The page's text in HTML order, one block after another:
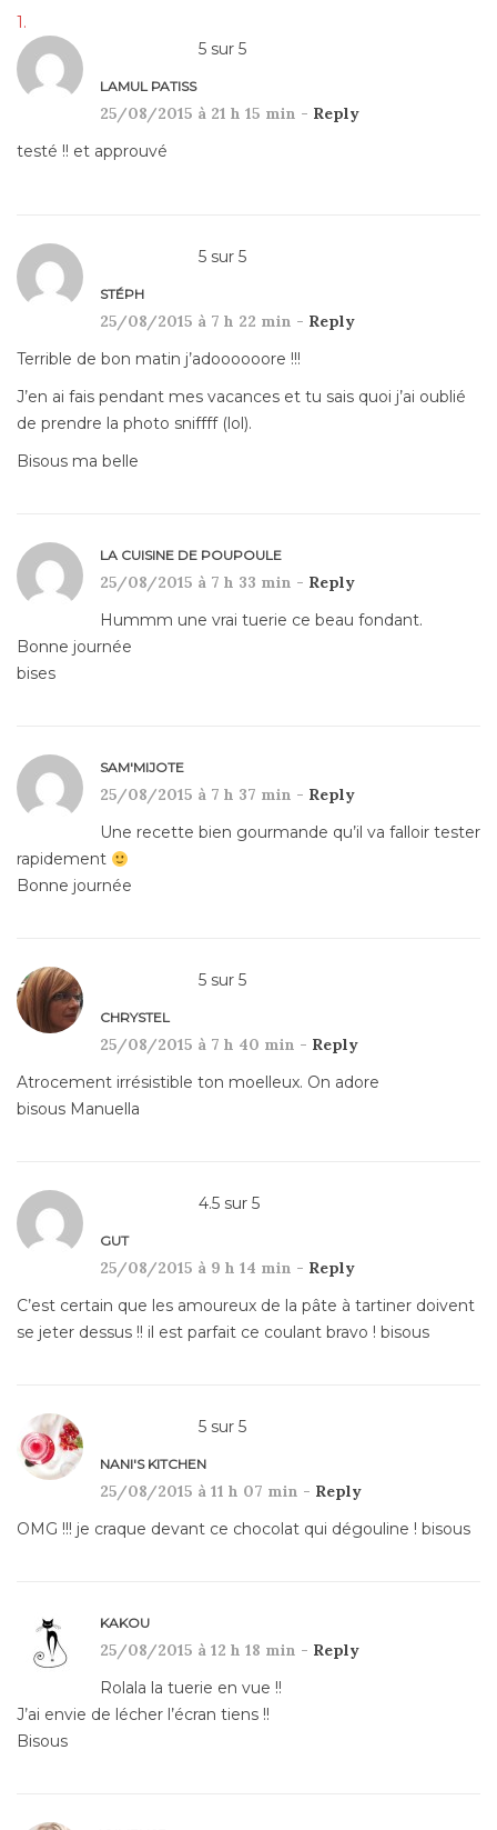
5 sur 5
LAMUL PATISS
25/08/2015 à 21 h 15 min - Reply
testé !! et approuvé
5 sur 5
STÉPH
25/08/2015 à 7 h 22 min - Reply
Terrible de bon matin j’adoooooore !!!
J’en ai fais pendant mes vacances et tu sais quoi j’ai oublié
de prendre la photo sniffff (lol).
Bisous ma belle
LA CUISINE DE POUPOULE
25/08/2015 à 7 h 33 min - Reply
Hummm une vrai tuerie ce beau fondant.
Bonne journée
bises
SAM'MIJOTE
25/08/2015 à 7 h 37 min - Reply
Une recette bien gourmande qu’il va falloir tester
rapidement
Bonne journée
5 sur 5
CHRYSTEL
25/08/2015 à 7 h 40 min - Reply
Atrocement irrésistible ton moelleux. On adore
bisous Manuella
4.5 sur 5
GUT
25/08/2015 à 9 h 14 min - Reply
C’est certain que les amoureux de la pâte à tartiner doivent
se jeter dessus !! il est parfait ce coulant bravo ! bisous
5 sur 5
NANI'S KITCHEN
25/08/2015 à 11 h 07 min - Reply
OMG !!! je craque devant ce chocolat qui dégouline ! bisous
KAKOU
25/08/2015 à 12 h 18 min - Reply
Rolala la tuerie en vue !!
J’ai envie de lécher l’écran tiens !!
Bisous